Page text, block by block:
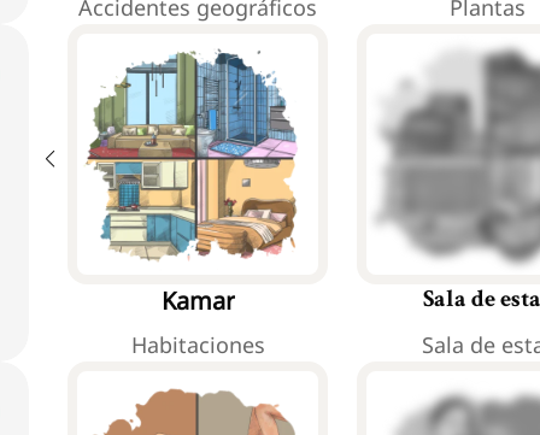
Accidentes geográficos Plantas
Kamar
Habitaciones
Sala de
Sala de